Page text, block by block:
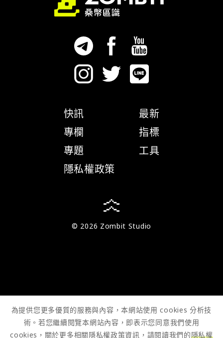
快訊
專欄
專題
隱私權政策
最新
指標
工具
© 2026 Zombit Studio
為提供您更多優質的服務與內容，本網站使用 cookies 分析技
術。若您繼續閱覽本網站內容，即表示您同意我們使用
cookies，關於更多相關隱私權政策資訊，請閱讀我們的隱私權